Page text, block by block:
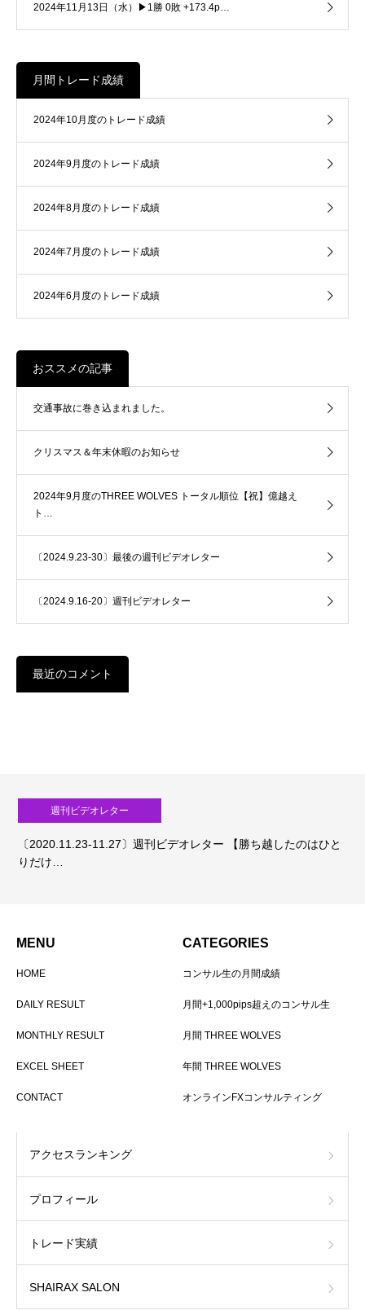
2024年11月13日（水）▶1勝 0敗 +173.4p…
月間トレード成績
2024年10月度のトレード成績
2024年9月度のトレード成績
2024年8月度のトレード成績
2024年7月度のトレード成績
2024年6月度のトレード成績
おススメの記事
交通事故に巻き込まれました。
クリスマス＆年末休暇のお知らせ
2024年9月度のTHREE WOLVES トータル順位【祝】億越え
ト…
〔2024.9.23-30〕最後の週刊ビデオレター
〔2024.9.16-20〕週刊ビデオレター
最近のコメント
週刊ビデオレター
〔2020.11.23-11.27〕週刊ビデオレター 【勝ち越したのはひと
りだけ…
MENU
HOME
DAILY RESULT
MONTHLY RESULT
EXCEL SHEET
CONTACT
CATEGORIES
コンサル生の月間成績
月間+1,000pips超えのコンサル生
月間 THREE WOLVES
年間 THREE WOLVES
オンラインFXコンサルティング
アクセスランキング
プロフィール
トレード実績
SHAIRAX SALON